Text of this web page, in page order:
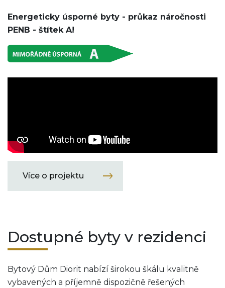
Energeticky úsporné byty - průkaz náročnosti
PENB - štítek A!
Více o projektu
Dostupné byty v rezidenci
Bytový Dům Diorit nabízí širokou škálu kvalitně
vybavených a příjemně dispozičně řešených